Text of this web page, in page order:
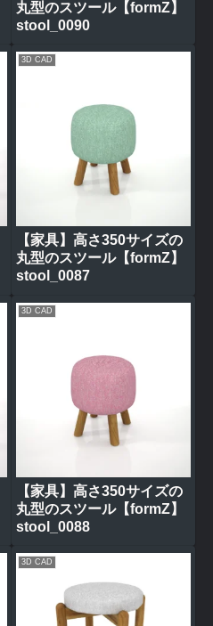
丸型のスツール【formZ】
stool_0090
3D CAD
【家具】高さ350サイズの
丸型のスツール【formZ】
stool_0087
3D CAD
【家具】高さ350サイズの
丸型のスツール【formZ】
stool_0088
3D CAD